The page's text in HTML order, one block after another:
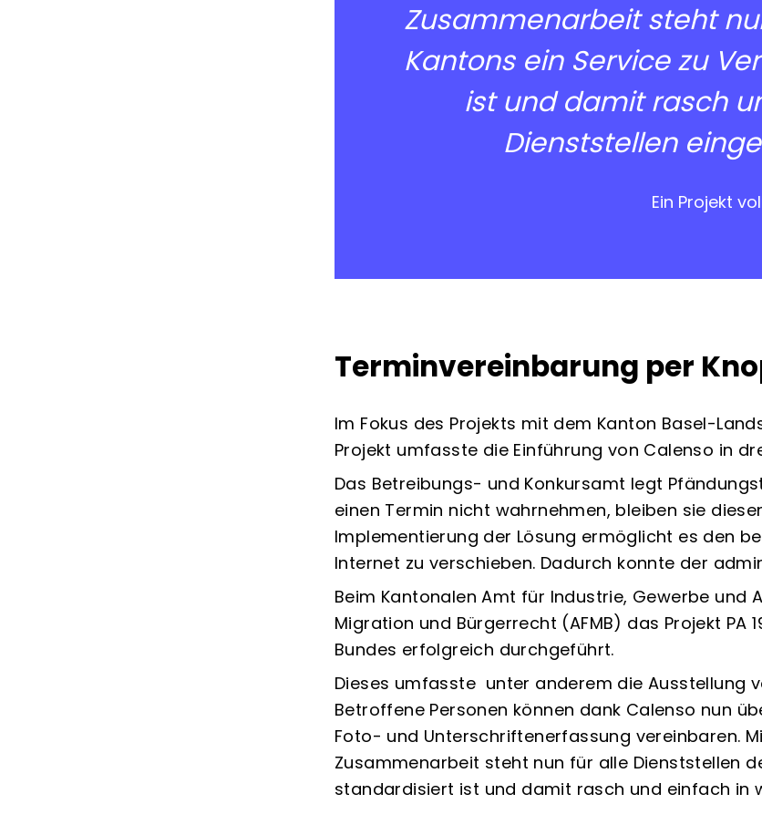
Zusammenarbeit steht
Kantons ein Service zu
ist und damit rasch
Dienststellen
Ein Projekt
Terminvereinbarung per
Im Fokus des Projekts mit dem Kanton Basel-
Projekt umfasste die Einführung von Calenso in
Das Betreibungs- und Konkursamt legt
einen Termin nicht wahrnehmen, bleiben sie
Implementierung der Lösung ermöglicht es den
Internet zu verschieben. Dadurch konnte der
Beim Kantonalen Amt für Industrie, Gewerbe
Migration und Bürgerrecht (AFMB) das Projekt PA
Bundes erfolgreich durchgeführt.
Dieses umfasste unter anderem die Ausstellung
Betroffene Personen können dank Calenso nun
Foto- und Unterschriftenerfassung vereinbaren.
Zusammenarbeit steht nun für alle Dienststellen
standardisiert ist und damit rasch und einfach in